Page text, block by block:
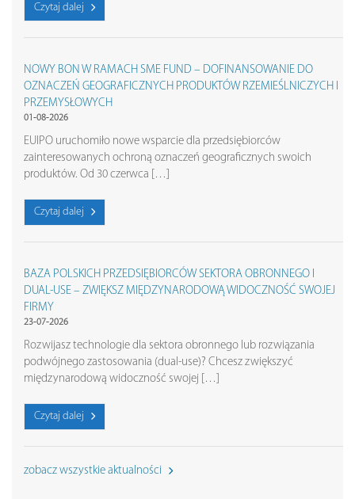
Czytaj dalej
NOWY BON W RAMACH SME FUND – DOFINANSOWANIE DO
OZNACZEŃ GEOGRAFICZNYCH PRODUKTÓW RZEMIEŚLNICZYCH I
PRZEMYSŁOWYCH
01-08-2026
EUIPO uruchomiło nowe wsparcie dla przedsiębiorców
zainteresowanych ochroną oznaczeń geograficznych swoich
produktów. Od 30 czerwca […]
Czytaj dalej
BAZA POLSKICH PRZEDSIĘBIORCÓW SEKTORA OBRONNEGO I
DUAL-USE – ZWIĘKSZ MIĘDZYNARODOWĄ WIDOCZNOŚĆ SWOJEJ
FIRMY
23-07-2026
Rozwijasz technologie dla sektora obronnego lub rozwiązania
podwójnego zastosowania (dual-use)? Chcesz zwiększyć
międzynarodową widoczność swojej […]
Czytaj dalej
zobacz wszystkie aktualności